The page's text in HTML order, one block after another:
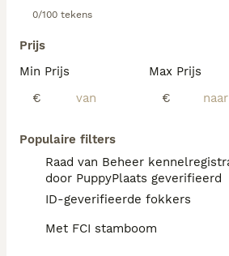
0/100 tekens
Prijs
Min Prijs
€
Max Prijs
€
Populaire filters
Raad van Beheer
door PuppyPlaats geverifieerd
ID-geverifieerde fokkers
Met FCI stamboom